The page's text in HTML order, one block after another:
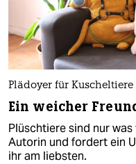
Plädoyer für Kuscheltiere
Ein weicher
Plüschtiere sind nur
Autorin und fordert ein
ihr am liebsten.